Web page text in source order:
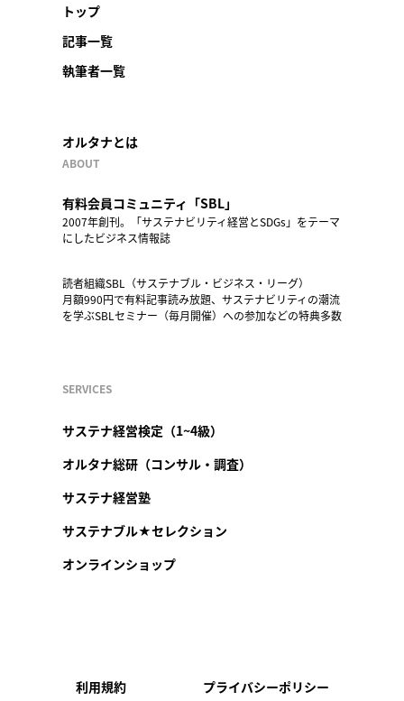
トップ
記事一覧
執筆者一覧
オルタナとは
ABOUT
有料会員コミュニティ「SBL」
2007年創刊。「サステナビリティ経営とSDGs」をテーマ
にしたビジネス情報誌
読者組織SBL（サステナブル・ビジネス・リーグ）
月額990円で有料記事読み放題、サステナビリティの潮流
を学ぶSBLセミナー（毎月開催）への参加などの特典多数
SERVICES
サステナ経営検定（1~4級）
オルタナ総研（コンサル・調査）
サステナ経営塾
サステナブル★セレクション
オンラインショップ
利用規約 プライバシーポリシー